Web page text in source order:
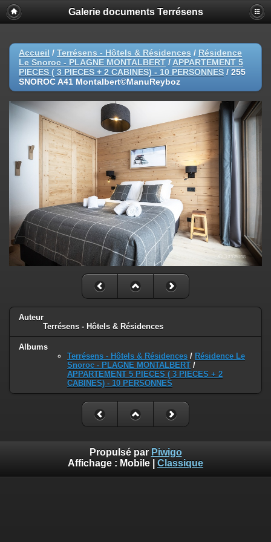
Galerie documents Terrésens
Accueil / Terrésens - Hôtels & Résidences / Résidence
Le Snoroc - PLAGNE MONTALBERT / APPARTEMENT 5
PIECES ( 3 PIECES + 2 CABINES) - 10 PERSONNES / 255
SNOROC A41 Montalbert©ManuReyboz
Auteur
Terrésens - Hôtels & Résidences
Albums
Terrésens - Hôtels & Résidences / Résidence Le
Snoroc - PLAGNE MONTALBERT /
APPARTEMENT 5 PIECES ( 3 PIECES + 2
CABINES) - 10 PERSONNES
Propulsé par Piwigo
Affichage : Mobile Classique